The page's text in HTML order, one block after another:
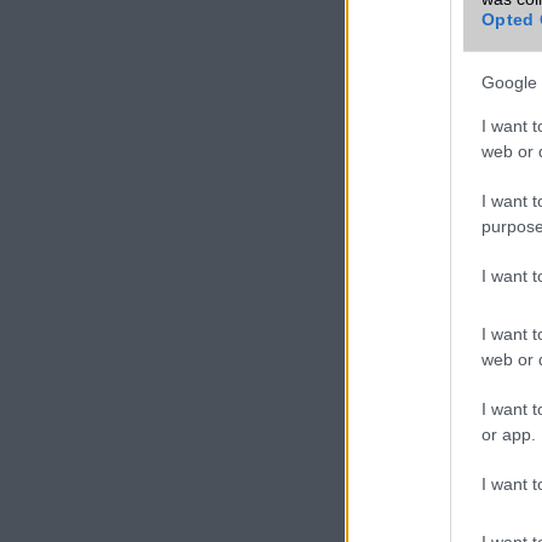
Opted
Google
I want
web or
I want
I want
I want
web or
I want
or app.
I want
Okos
A
években olyan
alapjaiban
kommunikációt, a
digitális